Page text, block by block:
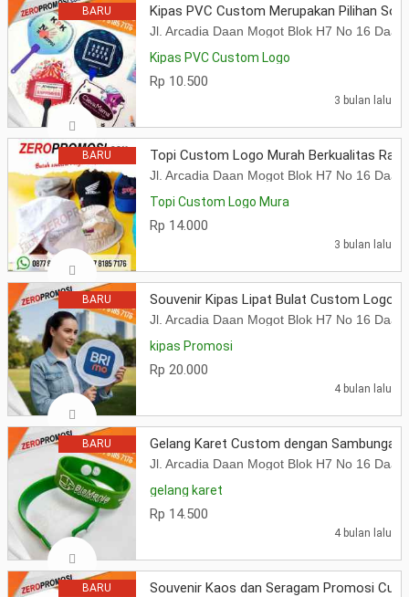
BARU Kipas PVC Custom Merupakan Pilihan
Jl. Arcadia Daan Mogot Blok H7 No 16
Kipas PVC Custom Logo
Rp 10.500
3 bulan lalu
BARU Topi Custom Logo Murah Berkualitas
Jl. Arcadia Daan Mogot Blok H7 No 16
Topi Custom Logo Mura
Rp 14.000
3 bulan lalu
BARU Souvenir Kipas Lipat Bulat Custom Logo
Jl. Arcadia Daan Mogot Blok H7 No 16
kipas Promosi
Rp 20.000
4 bulan lalu
BARU Gelang Karet Custom dengan Sambungan
Jl. Arcadia Daan Mogot Blok H7 No 16
gelang karet
Rp 14.500
4 bulan lalu
BARU Souvenir Kaos dan Seragam Promosi